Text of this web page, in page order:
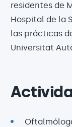
residentes de
Hospital de la
las prácticas
Universitat